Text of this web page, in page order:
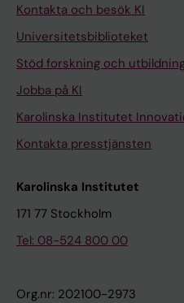
Kontakta och besök KI
Universitetsbiblioteket
Stöd forskning och
Jobba på KI
Karolinska Institutet
Kontakta presstjänsten
Karolinska Institutet
171 77 Stockholm
Tel: 08-524 800 00
Org.nr: 202100-2973